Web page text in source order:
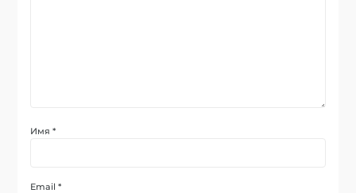
Имя*
Email*